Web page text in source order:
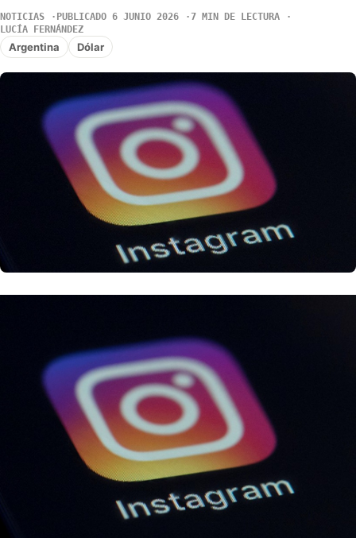
NOTICIAS PUBLICADO 6 JUNIO 2026
7 MIN DE LECTURA
LUCÍA FERNÁNDEZ
Argentina Dólar